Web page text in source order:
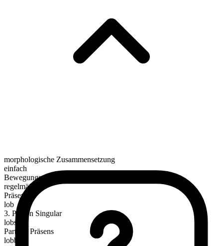
morphologische Zusammensetzung
einfach
Bewegungsverb
regelmäßig
Präsens
lob
3. Person Singular
lobs
Partizip Präsens
lobbing